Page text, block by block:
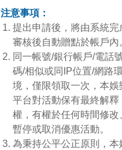
注意事項：
提出申請後，將由系統完
審核後自動贈點於帳戶內
同一帳號/銀行帳戶/電話
碼/相似或同IP位置/網路環
境，僅限領取一次，本娛
平台對活動保有最終解釋
權，有權於任何時間修改
暫停或取消優惠活動。
為秉持公平公正原則，本